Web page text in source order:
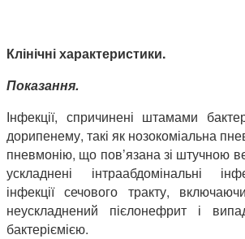
Клінічні характеристики.
Показання.
Інфекції, спричинені штамами
дорипенему, такі як нозокоміальна
пневмонію, що пов’язана зі штучною
ускладнені інтраабдомінальні
інфекції сечового тракту,
неускладнений пієлонефрит і
бактеріємією.